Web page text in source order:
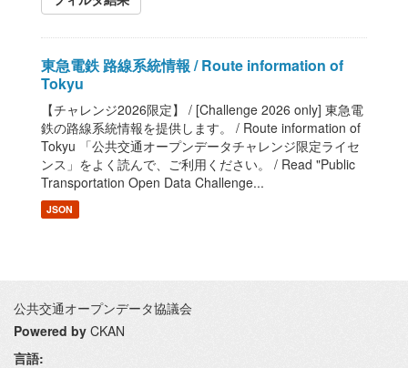
東急電鉄 路線系統情報 / Route information of
Tokyu
【チャレンジ2026限定】 / [Challenge 2026 only] 東急電
鉄の路線系統情報を提供します。 / Route information of
Tokyu 「公共交通オープンデータチャレンジ限定ライセ
ンス」をよく読んで、ご利用ください。 / Read "Public
Transportation Open Data Challenge...
JSON
公共交通オープンデータ協議会
Powered by CKAN
言語